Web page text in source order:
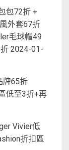
包72折 +
外套67折
毛球帽49
2024-01-
牌65折
低至3折+再
Vivier低
折扣區